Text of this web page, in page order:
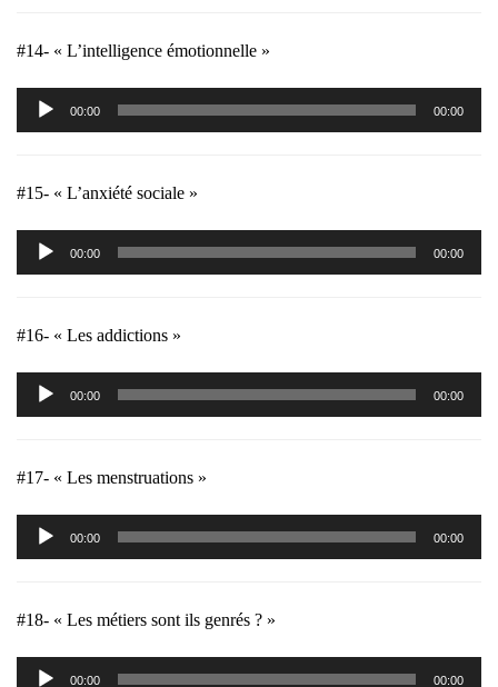
#14- « L’intelligence émotionnelle »
Lecteur
audio
00:00 00:00
#15- « L’anxiété sociale »
Lecteur
audio
00:00 00:00
#16- « Les addictions »
Lecteur
audio
00:00 00:00
#17- « Les menstruations »
Lecteur
audio
00:00 00:00
#18- « Les métiers sont ils genrés ? »
Lecteur
00:00 00:00